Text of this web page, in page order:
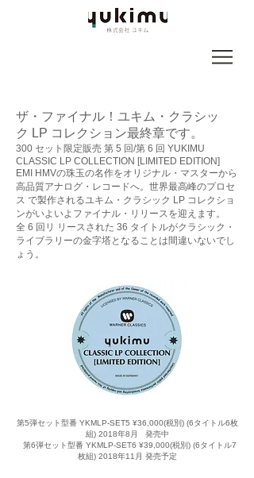
ザ・ファイナル！ユキム・クラシッ
ク LP コレクション最終章です。
300 セット限定販売 第 5 回/第 6 回 YUKIMU
CLASSIC LP COLLECTION [LIMITED EDITION]
EMI HMVの珠玉の名作をオリジナル・マスターから
高品質アナログ・レコードへ。世界最高峰のプロセ
ス で製作されるユキム・クラシック LP コレクショ
ンがいよいよファイナル・リリースを迎えます。
全 6 回リ リースされた 36 タイトルがクラシック・
ライブラリーの金字塔となることは間違いないでし
ょう。
第5弾セット型番 YKMLP-SET5 ¥36,000(税別) (6タイトル6枚
組) 2018年8月 発売中
第6弾セット型番 YKMLP-SET6 ¥39,000(税別) (6タイトル7
枚組) 2018年11月 発売予定